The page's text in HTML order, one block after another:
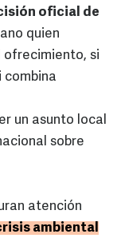
oficial de
quien
ofrecimiento, si
combina
un asunto local
sobre
atención
ambiental